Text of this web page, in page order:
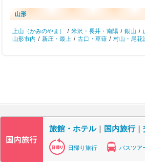
山形
上山（かみのやま） / 米沢・長井・南陽 / 銀山 /
山形市内 / 新庄・最上 / 古口・草薙 / 村山・尾花
旅館・ホテル｜ 国内旅行｜
日帰り旅行 バスツア